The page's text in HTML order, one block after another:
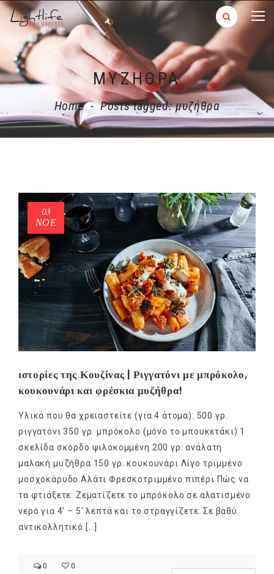
ΜΥΖΉΘΡΑ
Home - Posts tagged: μυζήθρα
03
ΝΟΈ
ιστορίες της Κουζίνας | Ριγγατόνι με μπρόκολο,
κουκουνάρι και φρέσκια μυζήθρα!
Υλικά που θα χρειαστείτε (για 4 άτομα): 500 γρ.
ριγγατόνι 350 γρ. μπρόκολο (μόνο το μπουκετάκι) 1
σκελίδα σκόρδο ψιλοκομμένη 200 γρ. ανάλατη
μαλακή μυζήθρα 150 γρ. κουκουνάρι Λίγο τριμμένο
μοσχοκάρυδο Αλάτι Φρεσκοτριμμένο πιπέρι Πώς να
τα φτιάξετε: Ζεματίζετε το μπρόκολο σε αλατισμένο
νερό για 4′ – 5′ λεπτά και το στραγγίζετε. Σε βαθύ
αντικολλητικό […]
0
0